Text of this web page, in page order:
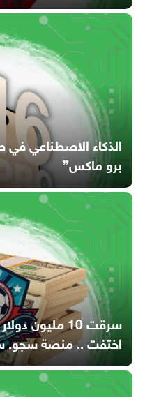
برو ماكس”
سرقت 10 مليون
اختفت .. منصة